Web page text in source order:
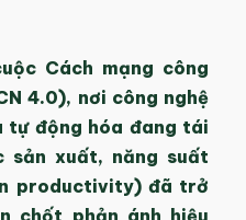
Cách mạng công
4.0), nơi công nghệ
tự động hóa đang tái
sản xuất, năng suất
productivity) đã trở
chốt phản ánh hiệu